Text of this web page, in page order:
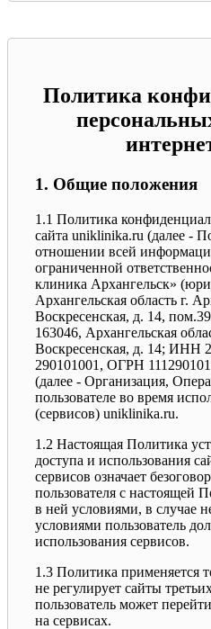
Политика
1. Общие положения
1.1 Политика
сайта uniklinika.ru (далее -
отношении всей
ограниченной
клиника Архангельск»
Архангельская область г.
Воскресенская, д. 14,
163046, Архангельская
Воскресенская, д. 14; ИНН
290101001, ОГРН
(далее - Организация,
пользователе во время
(сервисов) uniklinika.ru.
1.2 Настоящая Политика
доступа и использования
сервисов означает
пользователя с настоящей
в ней условиями, в случае
условиями пользователь
использования сервисов.
1.3 Политика применяется
не регулирует сайты
пользователь может
на сервисах.